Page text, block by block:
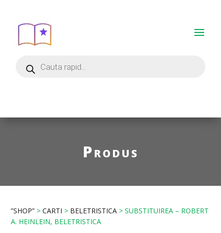
Produs
”SHOP” >CARTI > BELETRISTICA > SUBSTITUIREA – ROBERT
A. HEINLEIN, BELETRISTICA